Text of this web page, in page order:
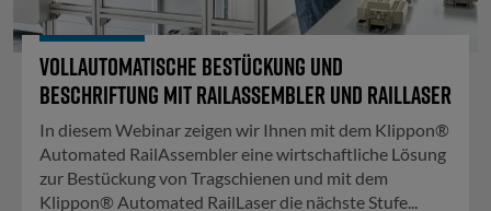
Vollautomatische Bestückung und
Beschriftung mit RailAssembler und RailLaser
In diesem Webinar zeigen wir Ihnen mit dem Klippon®
Automated RailAssembler eine wirtschaftliche Lösung
zur Bestückung von Tragschienen und mit dem
Klippon® Automated RailLaser die nächste Stufe...